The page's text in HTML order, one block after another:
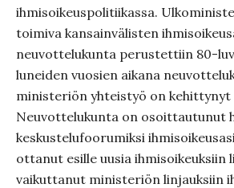
ihmisoikeuspolitiikassa.
toimiva kansainvälisten
neuvottelukunta perustettiin 80-
luneiden vuosien aikana
ministeriön yhteistyö on
Neuvottelukunta on osoittautunut
keskustelufoorumiksi
ottanut esille uusia
vaikuttanut ministeriön linjauksiin